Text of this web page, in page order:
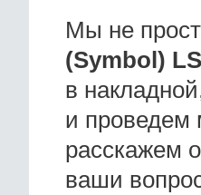
Мы не
(Symbol)
в
и проведем
расскажем
ваши